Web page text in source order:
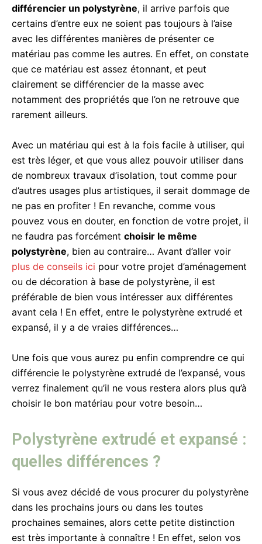
différencier un polystyrène, il arrive parfois que
certains d’entre eux ne soient pas toujours à l’aise
avec les différentes manières de présenter ce
matériau pas comme les autres. En effet, on constate
que ce matériau est assez étonnant, et peut
clairement se différencier de la masse avec
notamment des propriétés que l’on ne retrouve que
rarement ailleurs.
Avec un matériau qui est à la fois facile à utiliser, qui
est très léger, et que vous allez pouvoir utiliser dans
de nombreux travaux d’isolation, tout comme pour
d’autres usages plus artistiques, il serait dommage de
ne pas en profiter ! En revanche, comme vous
pouvez vous en douter, en fonction de votre projet, il
ne faudra pas forcément choisir le même
polystyrène, bien au contraire… Avant d’aller voir
plus de conseils ici pour votre projet d’aménagement
ou de décoration à base de polystyrène, il est
préférable de bien vous intéresser aux différentes
avant cela ! En effet, entre le polystyrène extrudé et
expansé, il y a de vraies différences…
Une fois que vous aurez pu enfin comprendre ce qui
différencie le polystyrène extrudé de l’expansé, vous
verrez finalement qu’il ne vous restera alors plus qu’à
choisir le bon matériau pour votre besoin…
Polystyrène extrudé et expansé :
quelles différences ?
Si vous avez décidé de vous procurer du polystyrène
dans les prochains jours ou dans les toutes
prochaines semaines, alors cette petite distinction
est très importante à connaître ! En effet, selon vos